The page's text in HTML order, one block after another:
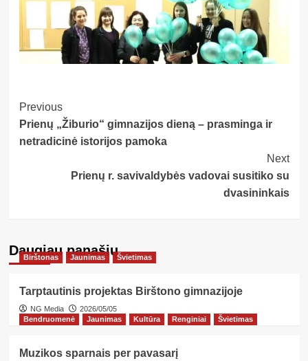
Post
Navigation
Previous
Prienų „Žiburio“ gimnazijos dieną – prasminga ir
netradicinė istorijos pamoka
Next
Prienų r. savivaldybės vadovai susitiko su
dvasininkais
Daugiau panašių…
Birštonas Jaunimas Švietimas
Tarptautinis projektas Birštono gimnazijoje
NG Media
2026/05/05
Bendruomenė
Jaunimas Kultūra Renginiai Švietimas
Muzikos sparnais per pavasarį